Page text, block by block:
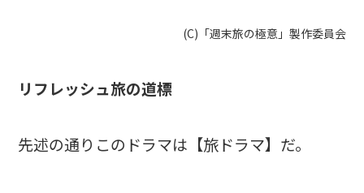
(C)「週末旅の極意」製作委員会
リフレッシュ旅の道標
先述の通りこのドラマは【旅ドラマ】だ。